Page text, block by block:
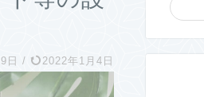
日 / 2022年1月4日